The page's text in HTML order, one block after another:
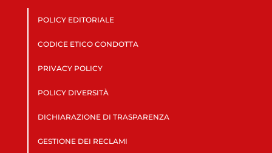
POLICY EDITORIALE
CODICE ETICO CONDOTTA
PRIVACY POLICY
POLICY DIVERSITÀ
DICHIARAZIONE DI TRASPARENZA
GESTIONE DEI RECLAMI